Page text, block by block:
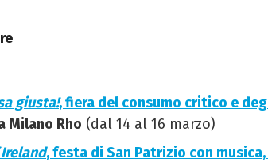
giusta!, fiera del consumo critico e
Milano Rho (dal 14 al 16 marzo)
, festa di San Patrizio con